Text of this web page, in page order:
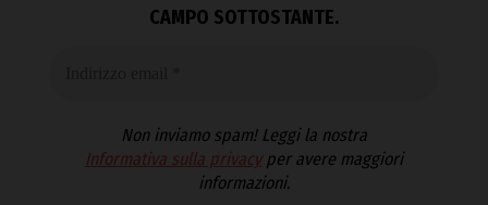
CAMPO SOTTOSTANTE.
Non inviamo spam! Leggi la nostra
Informativa sulla privacyper avere maggiori
informazioni.